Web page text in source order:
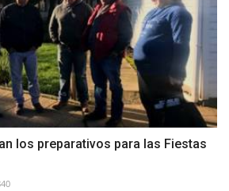
los preparativos para las Fiestas